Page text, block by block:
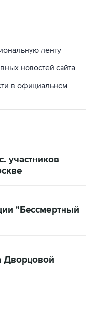
ленту
новостей сайта
в официальном
участников
"Бессмертный
Дворцовой